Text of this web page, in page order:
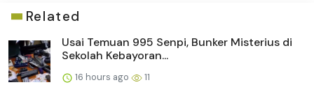
Related
Usai Temuan 995 Senpi, Bunker Misterius di
Sekolah Kebayoran...
16 hours ago 11